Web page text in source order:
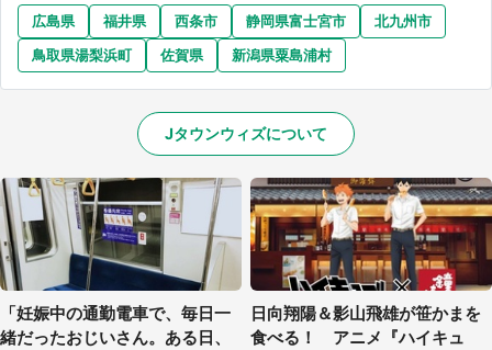
広島県 福井県 西条市 静岡県富士宮市
北九州市
鳥取県湯梨浜町
佐賀県 新潟県粟島浦村
Jタウンウィズについて
「妊娠中の通勤電車で、毎日一
緒だったおじいさん。ある日、
日向翔陽＆影山飛雄が笹かまを
食べる！ アニメ『ハイキュ